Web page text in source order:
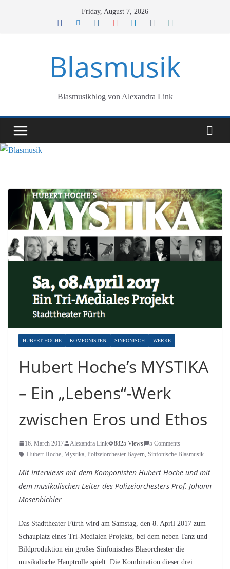
Friday, August 7, 2026
Blasmusik
Blasmusikblog von Alexandra Link
HUBERT HOCHE KOMPONISTEN SINFONISCH WERKE
Hubert Hoche’s MYSTIKA
– Ein „Lebens“-Werk
zwischen Eros und Ethos
16. March 2017 Alexandra Link 8825 Views
5 Comments
Hubert Hoche, Mystika, Polizeiorchester Bayern, Sinfonische Blasmusik
Mit Interviews mit dem Komponisten Hubert Hoche und mit
dem musikalischen Leiter des Polizeiorchesters Prof. Johann
Mösenbichler
Das Stadttheater Fürth wird am Samstag, den 8. April 2017 zum
Schauplatz eines Tri-Medialen Projekts, bei dem neben Tanz und
Bildproduktion ein großes Sinfonisches Blasorchester die
musikalische Hauptrolle spielt. Die Kombination dieser drei